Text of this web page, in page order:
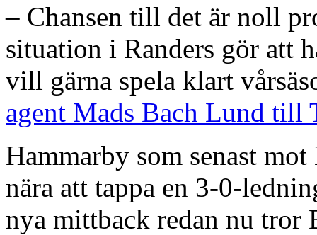
– Chansen till det är noll
situation i Randers gör att
vill gärna spela klart
agent Mads Bach Lund till
Hammarby som senast
nära att tappa en 3-0-
nya mittback redan nu tror